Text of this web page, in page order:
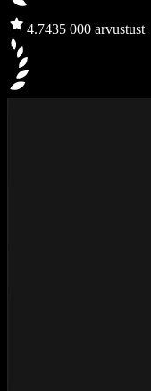
4.7435 000 arvustust